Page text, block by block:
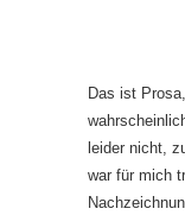
Das ist
leider nicht,
war für mich